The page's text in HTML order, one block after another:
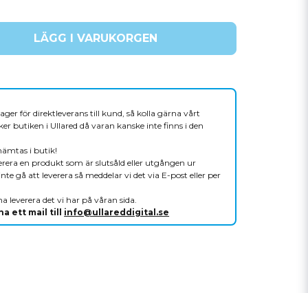
LÄGG I VARUKORGEN
för direktleverans till kund, så kolla gärna vårt
butiken i Ullared då varan kanske inte finns i den
i butik!
en produkt som är slutsåld eller utgången ur
gå att leverera så meddelar vi det via E-post eller per
leverera det vi har på våran sida.
ett mail till info@ullareddigital.se